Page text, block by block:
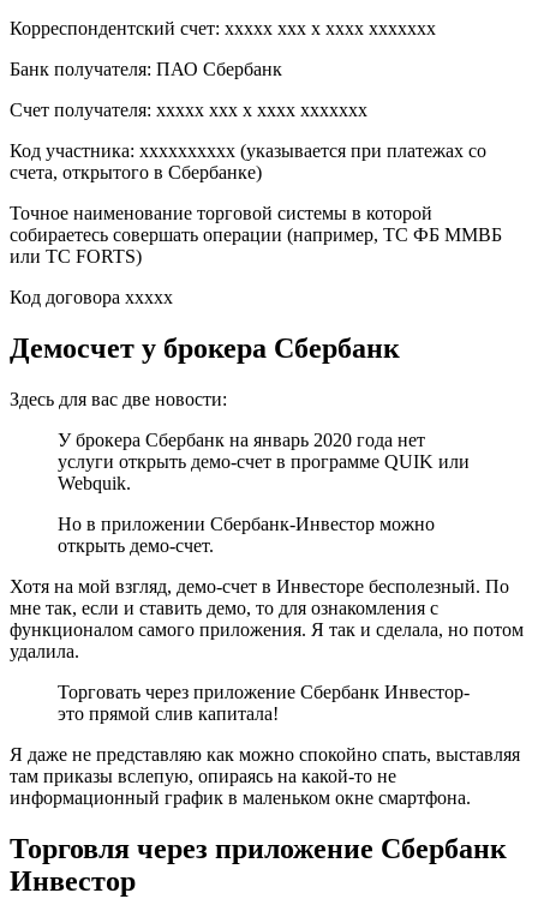
Корреспондентский счет: xxxxx xxx x xxxx xxxxxxx
Банк получателя: ПАО Сбербанк
Счет получателя: xxxxx xxx x xxxx xxxxxxx
Код участника: xxxxxxxxxx (указывается при платежах со
счета, открытого в Сбербанке)
Точное наименование торговой системы в которой
собираетесь совершать операции (например, ТС ФБ ММВБ
или ТС FORTS)
Код договора xxxxx
Демосчет у брокера Сбербанк
Здесь для вас две новости:
У брокера Сбербанк на январь 2020 года нет
услуги открыть демо-счет в программе QUIK или
Webquik.
Но в приложении Сбербанк-Инвестор можно
открыть демо-счет.
Хотя на мой взгляд, демо-счет в Инвесторе бесполезный. По
мне так, если и ставить демо, то для ознакомления с
функционалом самого приложения. Я так и сделала, но потом
удалила.
Торговать через приложение Сбербанк Инвестор-
это прямой слив капитала!
Я даже не представляю как можно спокойно спать, выставляя
там приказы вслепую, опираясь на какой-то не
информационный график в маленьком окне смартфона.
Торговля через приложение Сбербанк
Инвестор